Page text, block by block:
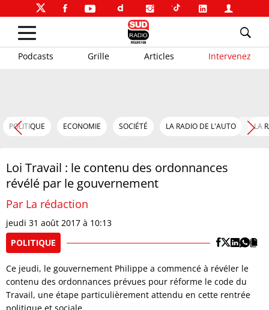
Podcasts Grille Articles Intervenez
POLITIQUE ECONOMIE SOCIÉTÉ LA RADIO DE L'AUTO LA
Loi Travail : le contenu des ordonnances
révélé par le gouvernement
Par La rédaction
jeudi 31 août 2017 à 10:13
POLITIQUE
Ce jeudi, le gouvernement Philippe a commencé à révéler le
contenu des ordonnances prévues pour réforme le code du
Travail, une étape particulièrement attendu en cette rentrée